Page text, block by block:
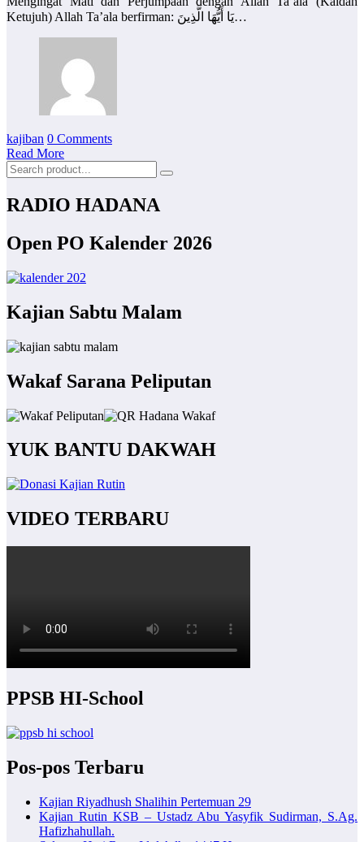
Ketujuh) Allah Ta’ala berfirman: يَا أَيُّهَا الَّذِينَ…
kajiban 0 Comments
Read More
RADIO HADANA
Open PO Kalender 2026
Kajian Sabtu Malam
Wakaf Sarana Peliputan
YUK BANTU DAKWAH
VIDEO TERBARU
PPSB HI-School
Pos-pos Terbaru
Kajian Riyadhush Shalihin Pertemuan 29
Kajian Rutin KSB – Ustadz Abu Yasyfik Sudirman, S.Ag.
Hafizhahullah.